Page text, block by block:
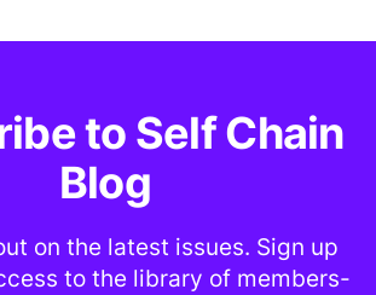
to Self Chain
Blog
on the latest issues. Sign up
to the library of members-